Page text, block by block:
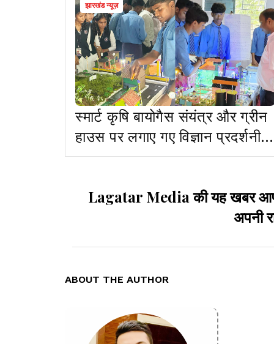
झारखंड न्यूज़
स्मार्ट कृषि बायोगैस संयंत्र और ग्रीन
हाउस पर लगाए गए विज्ञान प्रदर्शनी
को मिला पहला पुरस्कार
Lagatar Media की यह खबर
अपनी
ABOUT THE AUTHOR